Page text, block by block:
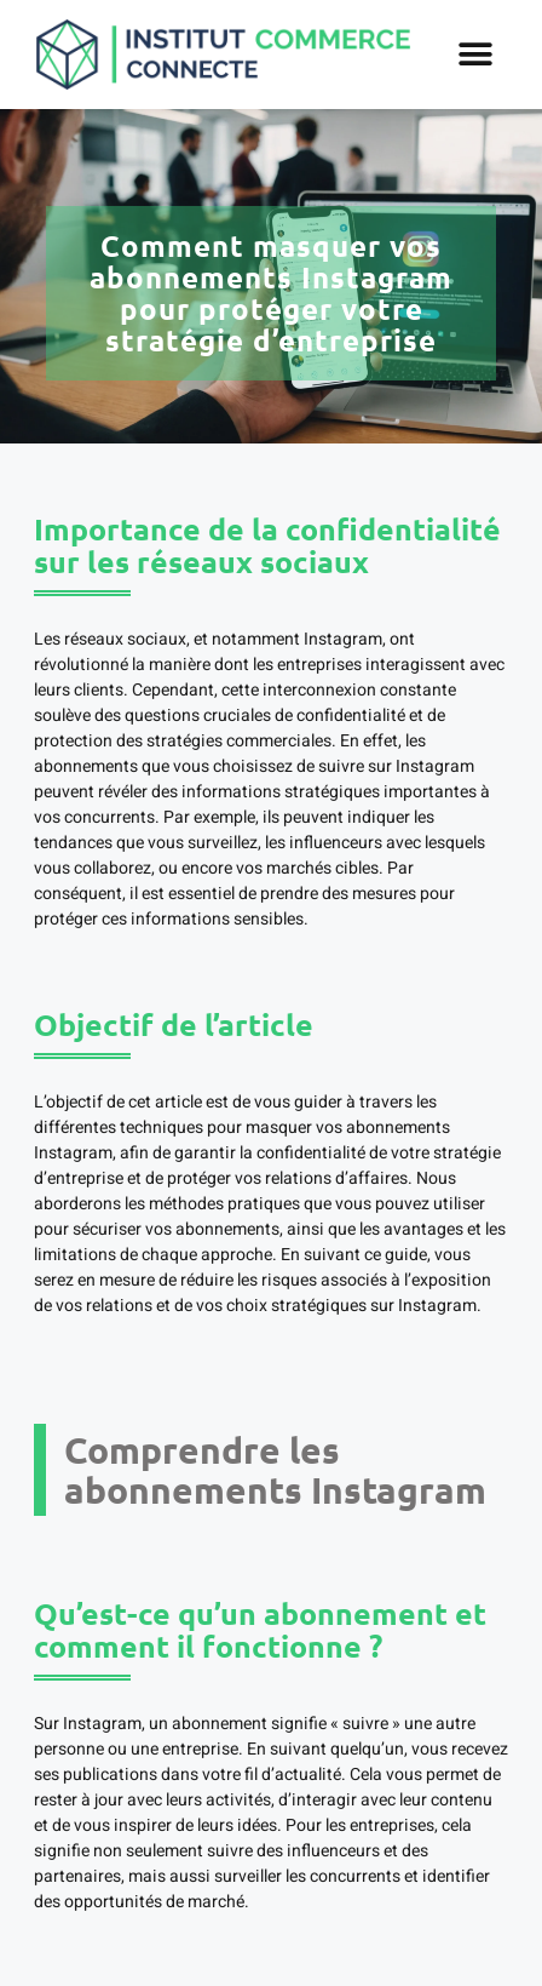
Comment masquer vos
abonnements Instagram
pour protéger votre
stratégie d’entreprise
Importance de la confidentialité
sur les réseaux sociaux
Les réseaux sociaux, et notamment Instagram, ont
révolutionné la manière dont les entreprises interagissent avec
leurs clients. Cependant, cette interconnexion constante
soulève des questions cruciales de confidentialité et de
protection des stratégies commerciales. En effet, les
abonnements que vous choisissez de suivre sur Instagram
peuvent révéler des informations stratégiques importantes à
vos concurrents. Par exemple, ils peuvent indiquer les
tendances que vous surveillez, les influenceurs avec lesquels
vous collaborez, ou encore vos marchés cibles. Par
conséquent, il est essentiel de prendre des mesures pour
protéger ces informations sensibles.
Objectif de l’article
L’objectif de cet article est de vous guider à travers les
différentes techniques pour masquer vos abonnements
Instagram, afin de garantir la confidentialité de votre stratégie
d’entreprise et de protéger vos relations d’affaires. Nous
aborderons les méthodes pratiques que vous pouvez utiliser
pour sécuriser vos abonnements, ainsi que les avantages et les
limitations de chaque approche. En suivant ce guide, vous
serez en mesure de réduire les risques associés à l’exposition
de vos relations et de vos choix stratégiques sur Instagram.
Comprendre les
abonnements Instagram
Qu’est-ce qu’un abonnement et
comment il fonctionne ?
Sur Instagram, un abonnement signifie « suivre » une autre
personne ou une entreprise. En suivant quelqu’un, vous recevez
ses publications dans votre fil d’actualité. Cela vous permet de
rester à jour avec leurs activités, d’interagir avec leur contenu
et de vous inspirer de leurs idées. Pour les entreprises, cela
signifie non seulement suivre des influenceurs et des
partenaires, mais aussi surveiller les concurrents et identifier
des opportunités de marché.